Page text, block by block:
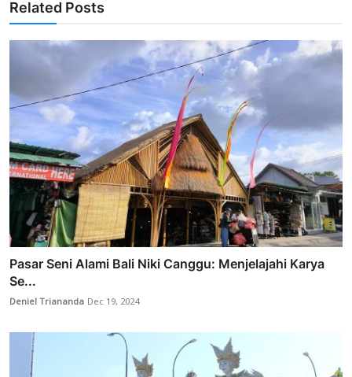
Related Posts
Pasar Seni Alami Bali Niki Canggu: Menjelajahi Karya
Se...
Deniel Triananda Dec 19, 2024